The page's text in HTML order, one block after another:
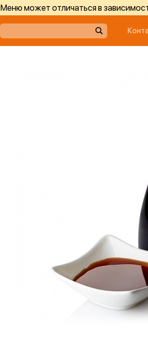
Меню может отличаться в